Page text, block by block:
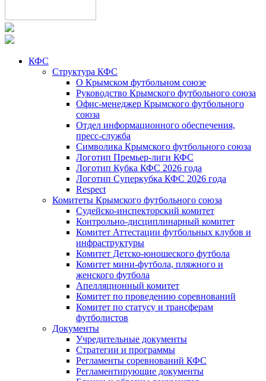
КФС
Структура КФС
О Крымском футбольном союзе
Руководство Крымского футбольного союза
Офис-менеджер Крымского футбольного
союза
Отдел информационного обеспечения,
пресс-служба
Символика Крымского футбольного союза
Логотип Премьер-лиги КФС
Логотип Кубка КФС 2026 года
Логотип Суперкубка КФС 2026 года
Respect
Комитеты Крымского футбольного союза
Судейско-инспекторский комитет
Контрольно-дисциплинарный комитет
Комитет Аттестации футбольных клубов и
инфраструктуры
Комитет Детско-юношеского футбола
Комитет мини-футбола, пляжного и
женского футбола
Апелляционный комитет
Комитет по проведению соревнований
Комитет по статусу и трансферам
футболистов
Документы
Учредительные документы
Стратегии и программы
Регламенты соревнований КФС
Регламентирующие документы